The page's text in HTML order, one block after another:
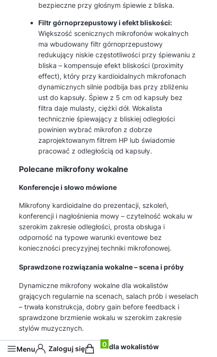
bezpieczne przy głośnym śpiewie z bliska.
Filtr górnoprzepustowy i efekt bliskości:
Większość scenicznych mikrofonów wokalnych
ma wbudowany filtr górnoprzepustowy
redukujący niskie częstotliwości przy śpiewaniu z
bliska – kompensuje efekt bliskości (proximity
effect), który przy kardioidalnych mikrofonach
dynamicznych silnie podbija bas przy zbliżeniu
ust do kapsuły. Śpiew z 5 cm od kapsuły bez
filtra daje mulasty, ciężki dół. Wokalista
technicznie śpiewający z bliskiej odległości
powinien wybrać mikrofon z dobrze
zaprojektowanym filtrem HP lub świadomie
pracować z odległością od kapsuły.
Polecane mikrofony wokalne
Konferencje i słowo mówione
Mikrofony kardioidalne do prezentacji, szkoleń,
konferencji i nagłośnienia mowy – czytelność wokalu w
szerokim zakresie odległości, prosta obsługa i
odporność na typowe warunki eventowe bez
konieczności precyzyjnej techniki mikrofonowej.
Sprawdzone rozwiązania wokalne – scena i próby
Dynamiczne mikrofony wokalne dla wokalistów
grających regularnie na scenach, salach prób i weselach
– trwała konstrukcja, dobry gain before feedback i
sprawdzone brzmienie wokalu w szerokim zakresie
stylów muzycznych.
Profesjonalne rozwiązania dla wokalistów
Menu Zaloguj sięProdukty w koszyku: 0. Zobacz